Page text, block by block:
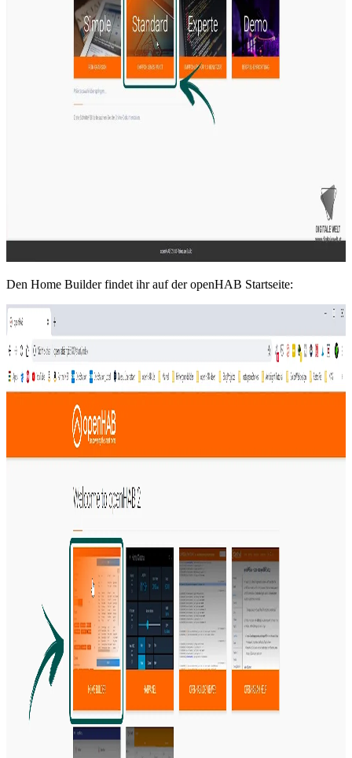
Den Home Builder findet ihr auf der openHAB Startseite: